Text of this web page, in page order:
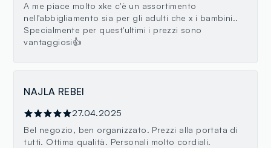
A me piace molto xke c'è un assortimento
nell'abbigliamento sia per gli adulti che x i bambini..
Specialmente per quest'ultimi i prezzi sono
vantaggiosi👍
NAJLA REBEI
27.04.2025
Bel negozio, ben organizzato. Prezzi alla portata di
tutti. Ottima qualità. Personali molto cordiali.